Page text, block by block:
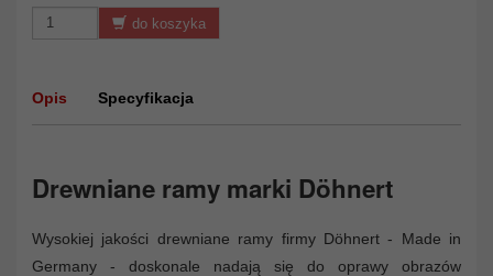
do koszyka
Opis Specyfikacja
Drewniane ramy marki Döhnert
Wysokiej jakości drewniane ramy firmy Döhnert - Made in
Germany - doskonale nadają się do oprawy obrazów